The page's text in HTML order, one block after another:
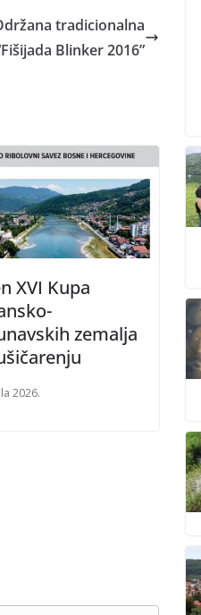
tradicionalna
Blinker 2016”
XVI Kupa
zemalja
2026.